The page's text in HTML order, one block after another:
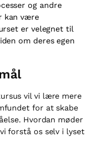
og andre
kan være
er velegnet til
om deres egen
vil vi lære mere
for at skabe
Hvordan møder
forstå os selv i lyset